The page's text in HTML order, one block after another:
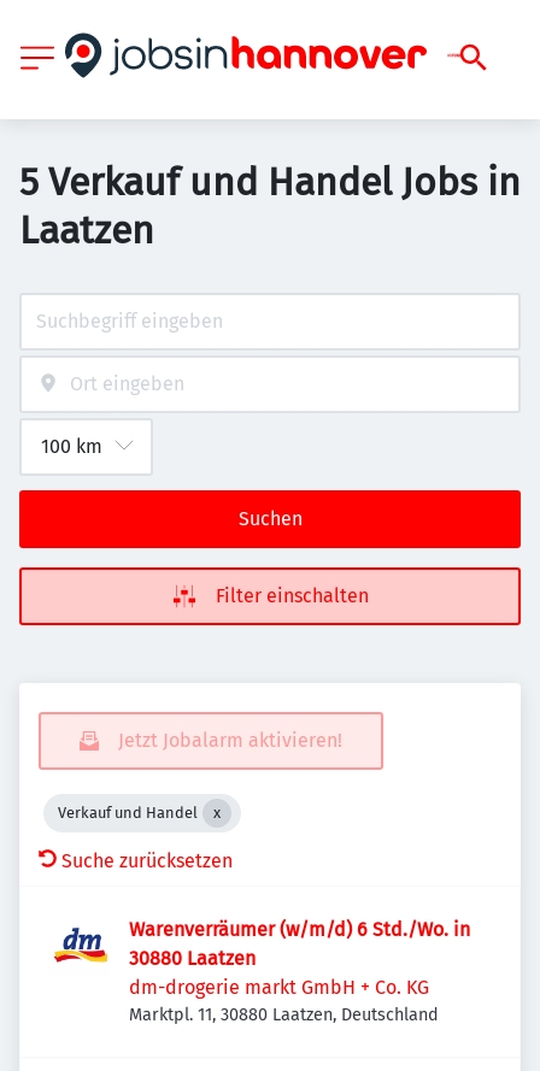
5 Verkauf und Handel Jobs in
Laatzen
Suchen
Filter einschalten
Jetzt Jobalarm aktivieren!
Verkauf und Handel
Suche zurücksetzen
Warenverräumer (w/m/d) 6 Std./Wo. in
30880 Laatzen
dm-drogerie markt GmbH + Co. KG
Marktpl. 11, 30880 Laatzen, Deutschland